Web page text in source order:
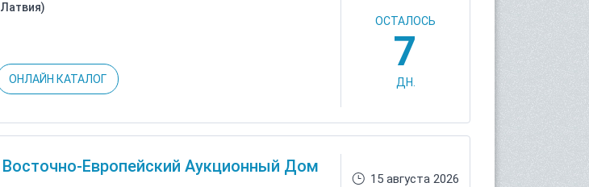
Латвия)
ОНЛАЙН КАТАЛОГ
ОСТАЛОСЬ
7
ДН.
Восточно-Европейский Аукционный Дом
15 августа 2026